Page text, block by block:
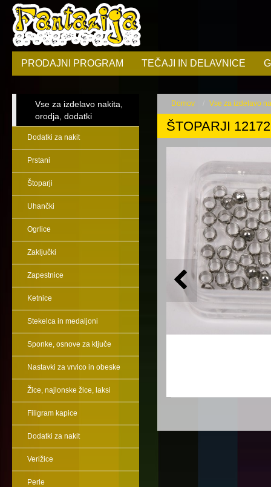
PRODAJNI PROGRAM TEČAJI IN DELAVNICE
Vse za izdelavo nakita,
orodja, dodatki
Dodatki za nakit
Prstani
Štoparji
Uhančki
Ogrlice
Zaključki
Zapestnice
Ketnice
Stekelca in medaljoni
Sponke, osnove za ključe
Nastavki za vrvico in obeske
Žice, najlonske žice, laksi
Filigram kapice
Dodatki za nakit
Verižice
Perle
Domov Vse za izdelavo
ŠTOPARJI